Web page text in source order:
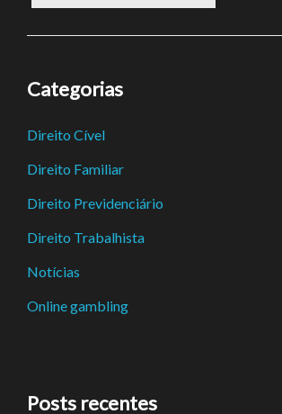
Categorias
Direito Cível
Direito Familiar
Direito Previdenciário
Direito Trabalhista
Notícias
Online gambling
Posts recentes